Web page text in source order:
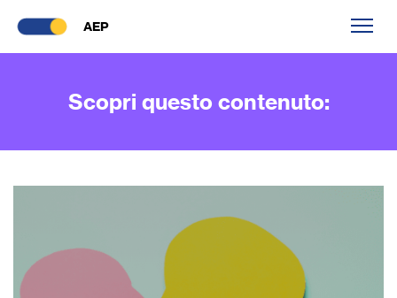
AEP
Scopri questo contenuto: